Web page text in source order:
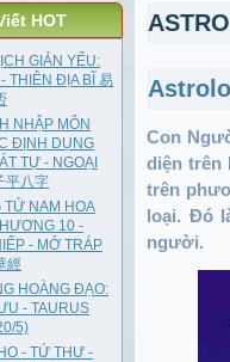
HOT
GIẢN YẾU:
THIÊN ĐỊA BĨ 易
NHẬP MÔN
ĐỊNH DỤNG
TỰ - NGOẠI
平八字
TỬ NAM HOA
10 -
- MỞ TRÁP
經
HOÀNG ĐẠO:
- TAURUS
5)
- TỨ THƯ -
Con
diện trên
trên
loại. Đó
người.